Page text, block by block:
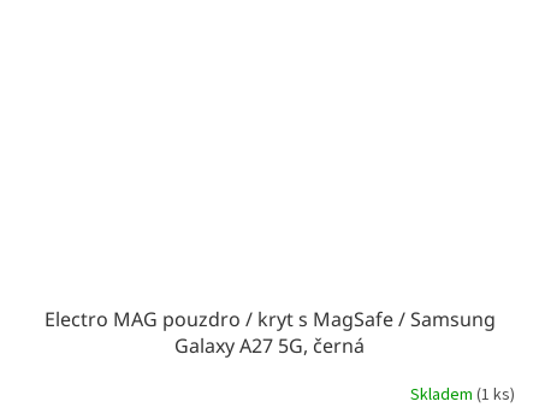
Electro MAG pouzdro / kryt s MagSafe / Samsung
Galaxy A27 5G, černá
Skladem (1 ks)